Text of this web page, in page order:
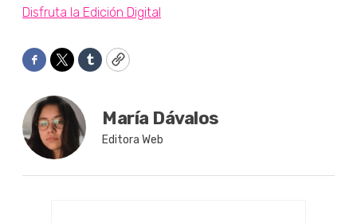
Disfruta la Edición Digital
Facebook
TwitterTumblrCopy
María Dávalos
Editora Web